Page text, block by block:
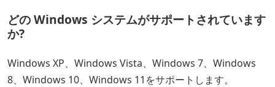
どの Windows システムがサポートされています
か?
Windows XP、Windows Vista、Windows 7、Windows
8、Windows 10、Windows 11をサポートします。